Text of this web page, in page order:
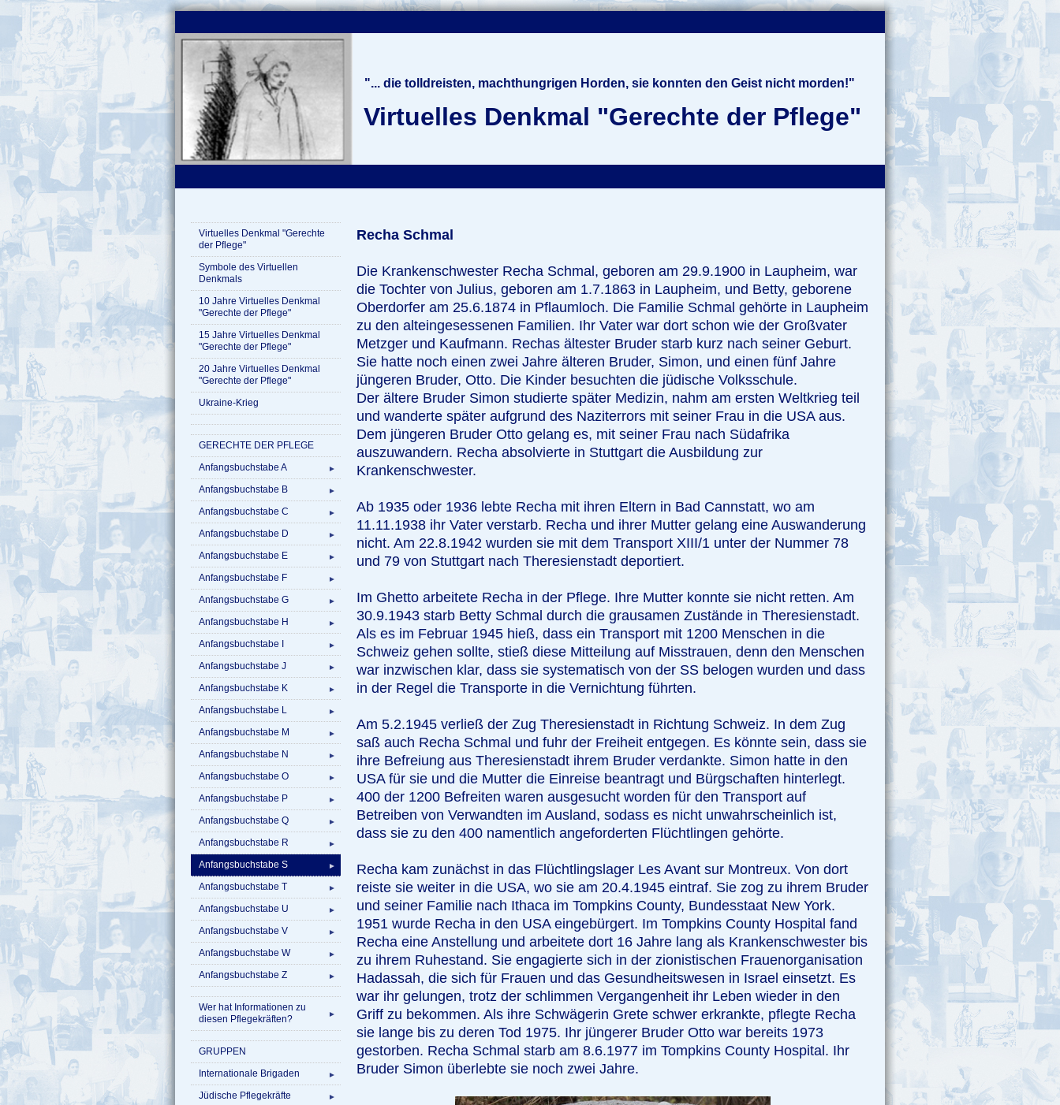
Virtuelles Denkmal "Gerechte der Pflege"
"... die tolldreisten, machthungrigen Horden, sie konnten den Geist nicht morden!"
Virtuelles Denkmal "Gerechte
der Pflege"
Symbole des Virtuellen
Denkmals
10 Jahre Virtuelles Denkmal
"Gerechte der Pflege"
15 Jahre Virtuelles Denkmal
"Gerechte der Pflege"
20 Jahre Virtuelles Denkmal
"Gerechte der Pflege"
Ukraine-Krieg
GERECHTE DER PFLEGE
Anfangsbuchstabe A
►
Anfangsbuchstabe B ►
Anfangsbuchstabe C ►
Anfangsbuchstabe D ►
Anfangsbuchstabe E ►
Anfangsbuchstabe F ►
Anfangsbuchstabe G ►
Anfangsbuchstabe H ►
Anfangsbuchstabe I ►
Anfangsbuchstabe J ►
Anfangsbuchstabe K ►
Anfangsbuchstabe L ►
Anfangsbuchstabe M ►
Anfangsbuchstabe N ►
Anfangsbuchstabe O ►
Anfangsbuchstabe P ►
Anfangsbuchstabe Q ►
Anfangsbuchstabe R ►
Anfangsbuchstabe S ►
Anfangsbuchstabe T ►
Anfangsbuchstabe U ►
Anfangsbuchstabe V ►
Anfangsbuchstabe W ►
Anfangsbuchstabe Z ►
Wer hat Informationen zu
diesen Pflegekräften?
►
GRUPPEN
Internationale Brigaden
►
Jüdische Pflegekräfte ►
Recha Schmal
Die Krankenschwester Recha Schmal, geboren am 29.9.1900 in Laupheim, war
die Tochter von Julius, geboren am 1.7.1863 in Laupheim, und Betty, geborene
Oberdorfer am 25.6.1874 in Pflaumloch. Die Familie Schmal gehörte in Laupheim
zu den alteingesessenen Familien. Ihr Vater war dort schon wie der Großvater
Metzger und Kaufmann. Rechas ältester Bruder starb kurz nach seiner Geburt.
Sie hatte noch einen zwei Jahre älteren Bruder, Simon, und einen fünf Jahre
jüngeren Bruder, Otto. Die Kinder besuchten die jüdische Volksschule.
Der ältere Bruder Simon studierte später Medizin, nahm am ersten Weltkrieg teil
und wanderte später aufgrund des Naziterrors mit seiner Frau in die USA aus.
Dem jüngeren Bruder Otto gelang es, mit seiner Frau nach Südafrika
auszuwandern. Recha absolvierte in Stuttgart die Ausbildung zur
Krankenschwester.
Ab 1935 oder 1936 lebte Recha mit ihren Eltern in Bad Cannstatt, wo am
11.11.1938 ihr Vater verstarb. Recha und ihrer Mutter gelang eine Auswanderung
nicht. Am 22.8.1942 wurden sie mit dem Transport XIII/1 unter der Nummer 78
und 79 von Stuttgart nach Theresienstadt deportiert.
Im Ghetto arbeitete Recha in der Pflege. Ihre Mutter konnte sie nicht retten. Am
30.9.1943 starb Betty Schmal durch die grausamen Zustände in Theresienstadt.
Als es im Februar 1945 hieß, dass ein Transport mit 1200 Menschen in die
Schweiz gehen sollte, stieß diese Mitteilung auf Misstrauen, denn den Menschen
war inzwischen klar, dass sie systematisch von der SS belogen wurden und dass
in der Regel die Transporte in die Vernichtung führten.
Am 5.2.1945 verließ der Zug Theresienstadt in Richtung Schweiz. In dem Zug
saß auch Recha Schmal und fuhr der Freiheit entgegen. Es könnte sein, dass sie
ihre Befreiung aus Theresienstadt ihrem Bruder verdankte. Simon hatte in den
USA für sie und die Mutter die Einreise beantragt und Bürgschaften hinterlegt.
400 der 1200 Befreiten waren ausgesucht worden für den Transport auf
Betreiben von Verwandten im Ausland, sodass es nicht unwahrscheinlich ist,
dass sie zu den 400 namentlich angeforderten Flüchtlingen gehörte.
Recha kam zunächst in das Flüchtlingslager Les Avant sur Montreux. Von dort
reiste sie weiter in die USA, wo sie am 20.4.1945 eintraf. Sie zog zu ihrem Bruder
und seiner Familie nach Ithaca im Tompkins County, Bundesstaat New York.
1951 wurde Recha in den USA eingebürgert. Im Tompkins County Hospital fand
Recha eine Anstellung und arbeitete dort 16 Jahre lang als Krankenschwester bis
zu ihrem Ruhestand. Sie engagierte sich in der zionistischen Frauenorganisation
Hadassah, die sich für Frauen und das Gesundheitswesen in Israel einsetzt. Es
war ihr gelungen, trotz der schlimmen Vergangenheit ihr Leben wieder in den
Griff zu bekommen. Als ihre Schwägerin Grete schwer erkrankte, pflegte Recha
sie lange bis zu deren Tod 1975. Ihr jüngerer Bruder Otto war bereits 1973
gestorben. Recha Schmal starb am 8.6.1977 im Tompkins County Hospital. Ihr
Bruder Simon überlebte sie noch zwei Jahre.